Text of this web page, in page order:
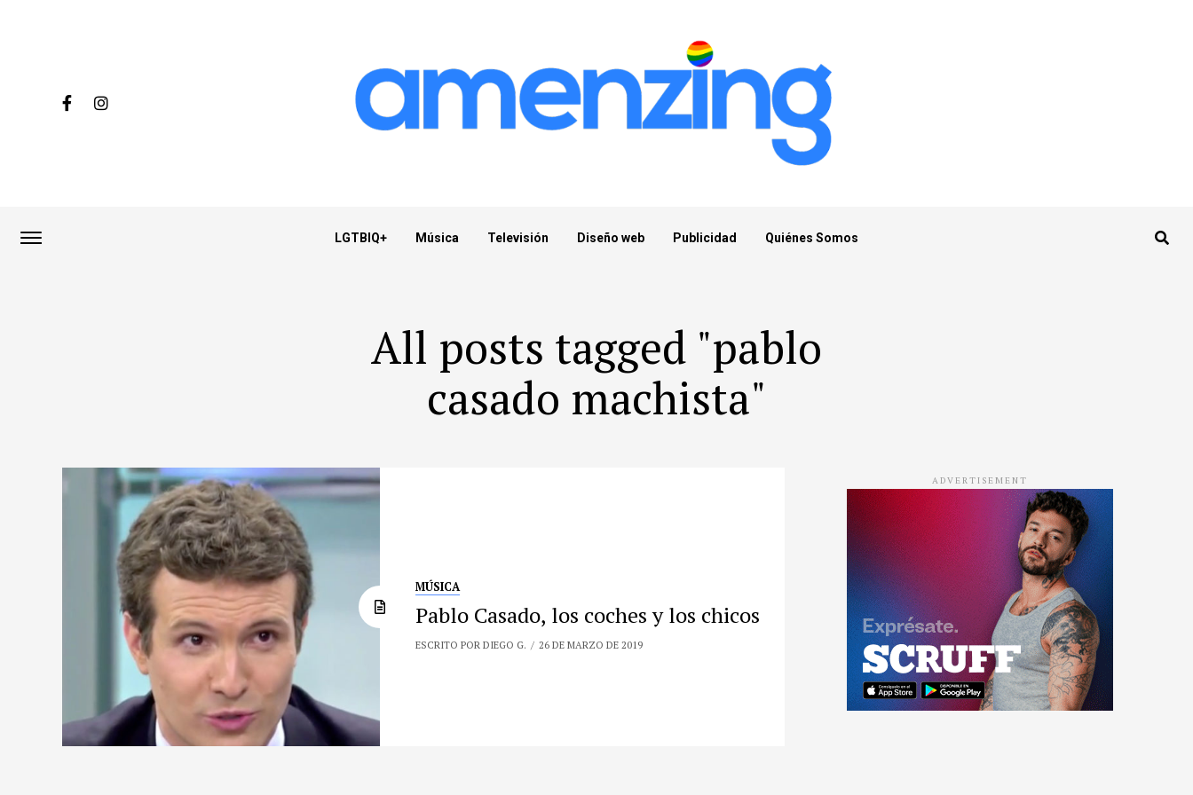
LGTBIQ+ Música Televisión Diseño web Publicidad Quiénes Somos
All posts tagged "pablo
casado machista"
MÚSICA
Pablo Casado, los coches y los chicos
ESCRITO POR DIEGO G. 26 DE MARZO DE 2019
ADVERTISEMENT